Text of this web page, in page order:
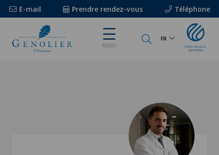
E-mail Prendre rendez-vous Téléphone
MENU
FR